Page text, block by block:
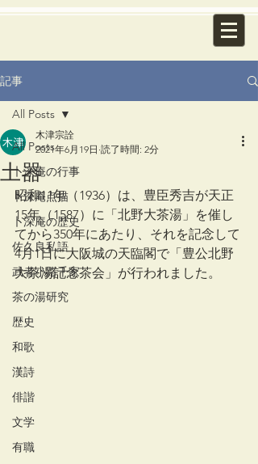
記事
All Posts
卜深庵の行事
卜深庵点描
卜深庵の歴史
佐久良私語
武者小路千家
茶の湯研究
歴史
和歌
漢詩
俳諧
文学
有職
All Posts
土器
木津宗詮
2021年6月19日 読了時間: 2分
昭和11年（1936）は、豊臣秀吉が天正
15年（1587）に「北野大茶湯」を催し
てから350年にあたり、それを記念して
4月1日に大阪城の天臨閣で「豊公北野
大茶湯記念茶会」が行われました。